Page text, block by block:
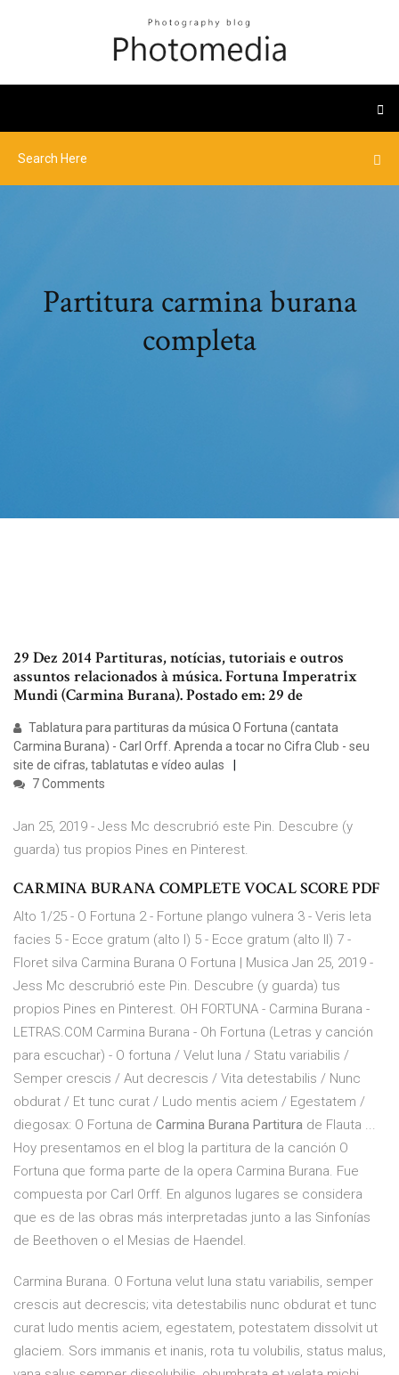
Partitura carmina burana
completa
29 Dez 2014 Partituras, notícias, tutoriais e outros
assuntos relacionados à música. Fortuna Imperatrix
Mundi (Carmina Burana). Postado em: 29 de
Tablatura para partituras da música O Fortuna (cantata
Carmina Burana) - Carl Orff. Aprenda a tocar no Cifra Club - seu
site de cifras, tablatutas e vídeo aulas
7 Comments
Jan 25, 2019 - Jess Mc descrubrió este Pin. Descubre (y
guarda) tus propios Pines en Pinterest.
CARMINA BURANA COMPLETE VOCAL SCORE PDF
Alto 1/25 - O Fortuna 2 - Fortune plango vulnera 3 - Veris leta
facies 5 - Ecce gratum (alto I) 5 - Ecce gratum (alto II) 7 -
Floret silva Carmina Burana O Fortuna | Musica Jan 25, 2019 -
Jess Mc descrubrió este Pin. Descubre (y guarda) tus
propios Pines en Pinterest. OH FORTUNA - Carmina Burana -
LETRAS.COM Carmina Burana - Oh Fortuna (Letras y canción
para escuchar) - O fortuna / Velut luna / Statu variabilis /
Semper crescis / Aut decrescis / Vita detestabilis / Nunc
obdurat / Et tunc curat / Ludo mentis aciem / Egestatem /
diegosax: O Fortuna de Carmina Burana Partitura de Flauta ...
Hoy presentamos en el blog la partitura de la canción O
Fortuna que forma parte de la opera Carmina Burana. Fue
compuesta por Carl Orff. En algunos lugares se considera
que es de las obras más interpretadas junto a las Sinfonías
de Beethoven o el Mesias de Haendel.
Carmina Burana. O Fortuna velut luna statu variabilis, semper
crescis aut decrescis; vita detestabilis nunc obdurat et tunc
curat ludo mentis aciem, egestatem, potestatem dissolvit ut
glaciem. Sors immanis et inanis, rota tu volubilis, status malus,